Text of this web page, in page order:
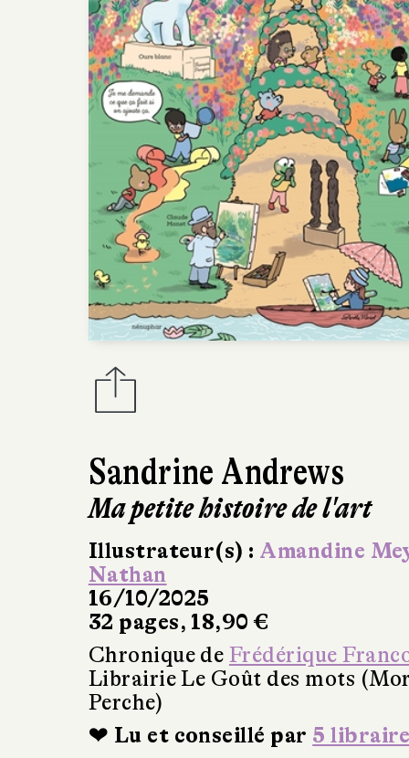
Sandrine Andrews
Ma petite histoire de l'art
Illustrateur(s) : Amandine
Nathan
16/10/2025
32 pages, 18,90 €
Chronique de Frédérique
Librairie Le Goût des mots
Perche)
❤ Lu et conseillé par 5